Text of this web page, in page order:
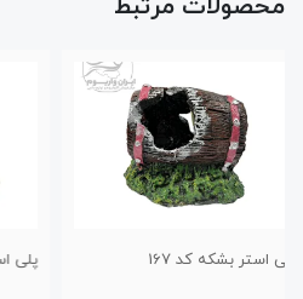
محصولات مرتبط
پلی استر کشتی کد 139